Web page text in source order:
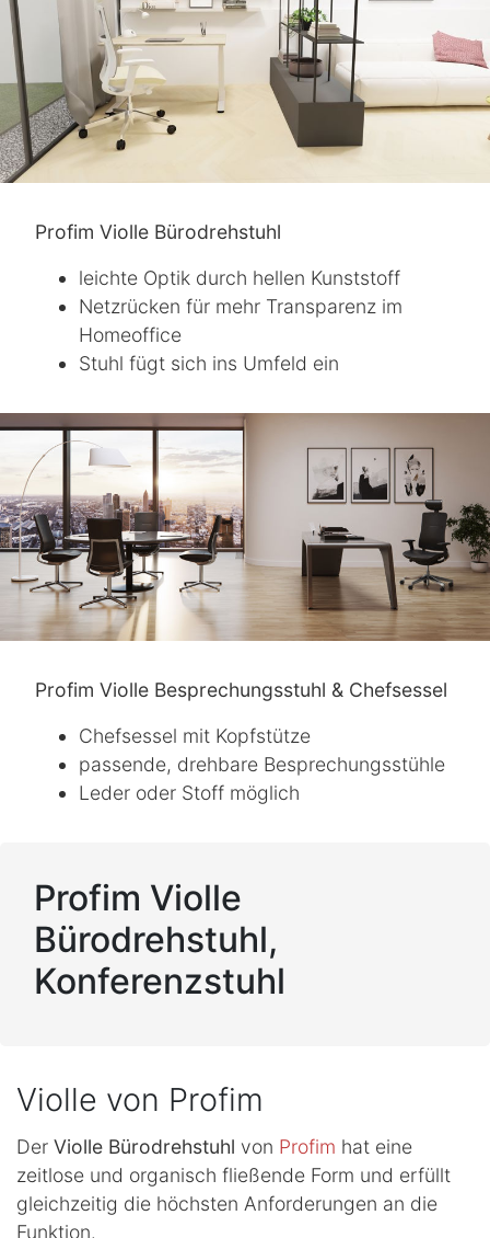
Profim Violle Bürodrehstuhl
leichte Optik durch hellen Kunststoff
Netzrücken für mehr Transparenz im
Homeoffice
Stuhl fügt sich ins Umfeld ein
Profim Violle Besprechungsstuhl & Chefsessel
Chefsessel mit Kopfstütze
passende, drehbare Besprechungsstühle
Leder oder Stoff möglich
Profim Violle
Bürodrehstuhl,
Konferenzstuhl
Violle von Profim
Der Violle Bürodrehstuhl von Profim hat eine
zeitlose und organisch fließende Form und erfüllt
gleichzeitig die höchsten Anforderungen an die
Funktion.